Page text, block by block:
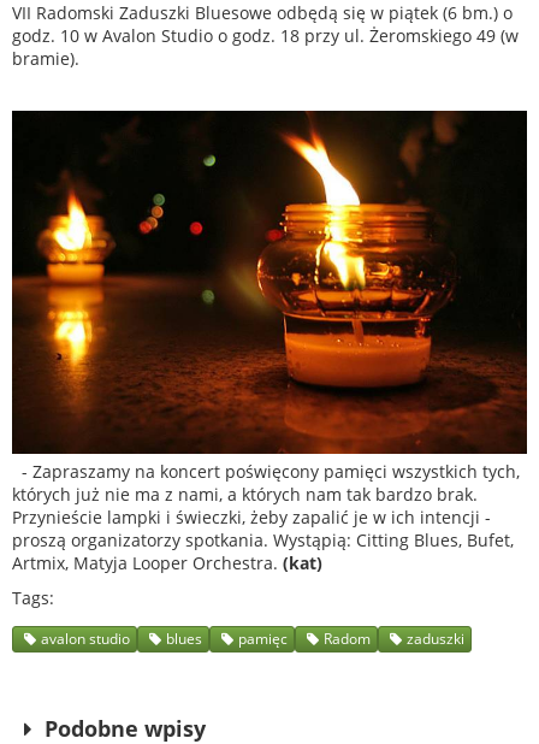
VII Radomski Zaduszki Bluesowe odbędą się w piątek (6 bm.) o
godz. 10 w Avalon Studio o godz. 18 przy ul. Żeromskiego 49 (w
bramie).
- Zapraszamy na koncert poświęcony pamięci wszystkich tych,
których już nie ma z nami, a których nam tak bardzo brak.
Przynieście lampki i świeczki, żeby zapalić je w ich intencji -
proszą organizatorzy spotkania. Wystąpią: Citting Blues, Bufet,
Artmix, Matyja Looper Orchestra. (kat)
Tags
avalon studio blues pamięc Radom zaduszki
Podobne wpisy